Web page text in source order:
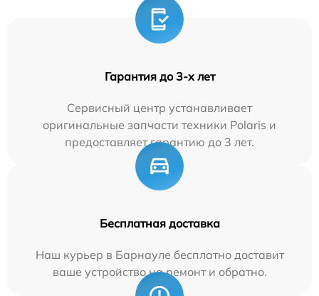
Гарантия до 3-х лет
Сервисный центр устанавливает
оригинальные запчасти техники Polaris и
предоставляет гарантию до 3 лет.
Бесплатная доставка
Наш курьер в Барнауле бесплатно доставит
ваше устройство на ремонт и обратно.